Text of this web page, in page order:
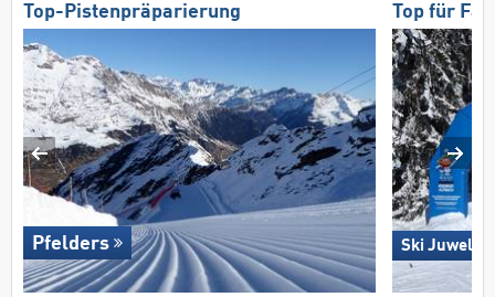
Top-Pistenpräparierung
Pfelders
Top für
Ski Juwel